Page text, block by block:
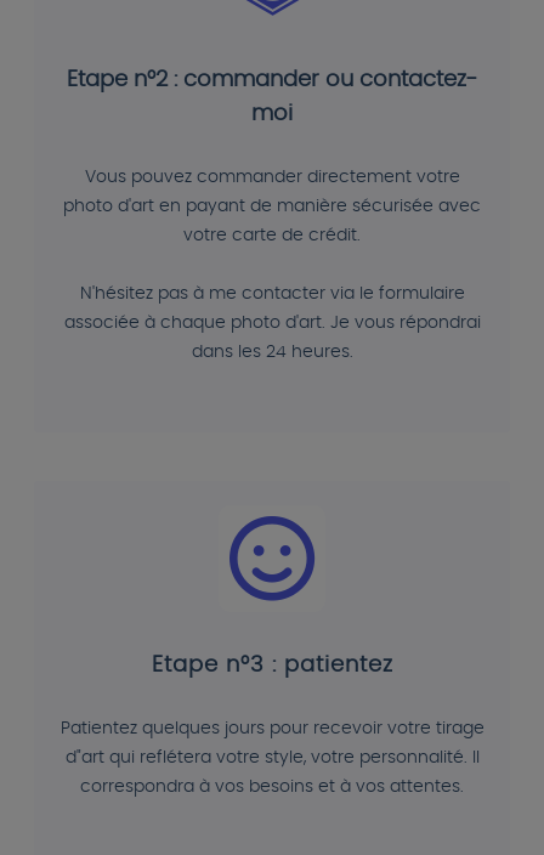
Etape n°2 : commander ou contactez-
moi
Vous pouvez commander directement votre
photo d'art en payant de manière sécurisée avec
votre carte de crédit.
N'hésitez pas à me contacter via le formulaire
associée à chaque photo d'art. Je vous répondrai
dans les 24 heures.
Etape n°3 : patientez
Patientez quelques jours pour recevoir votre tirage
d"art qui reflétera votre style, votre personnalité. Il
correspondra à vos besoins et à vos attentes.